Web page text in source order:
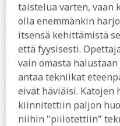
taistelua varten, vaan
olla enemmänkin
itsensä kehittämistä
että fyysisesti.
vain omasta
antaa tekniikat
eivät häviäisi. Katojen
kiinnitettiin paljon
niihin "piilotettiin"